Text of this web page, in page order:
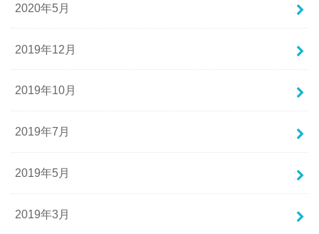
2020年5月
2019年12月
2019年10月
2019年7月
2019年5月
2019年3月